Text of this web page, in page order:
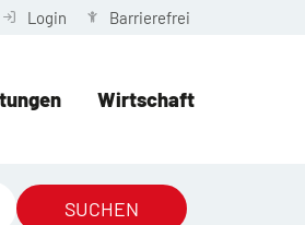
Login Barrierefrei
Wirtschaft
SUCHEN